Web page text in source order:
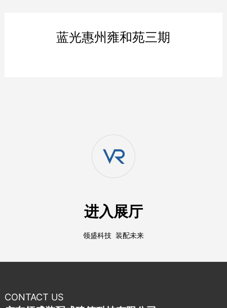
蓝光惠州雍和苑三期
进入展厅
领盛科技 装配未来
CONTACT US